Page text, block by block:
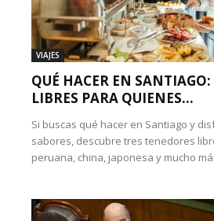
VIAJES
QUÉ HACER EN
LIBRES PARA QUIENES...
Si buscas qué hacer en Santiago y
sabores, descubre tres tenedores
peruana, china, japonesa y mucho